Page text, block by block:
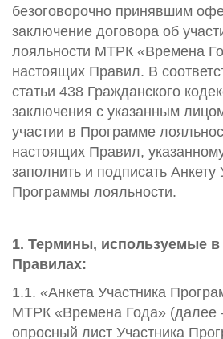
безоговорочно принявшим
заключение договора об
лояльности МТРК «Времена
настоящих Правил. В
статьи 438 Гражданского
заключения с указанным
участии в Программе
настоящих Правил,
заполнить и подписать Анкету
Программы лояльности.
1. Термины, используемые
Правилах:
1.1. «Анкета Участника
МТРК «Времена Года» (далее
опросный лист Участника